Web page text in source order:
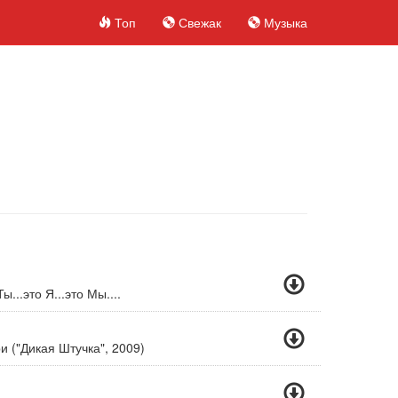
Топ Свежак Музыка
Я...это Мы....
("Дикая Штучка", 2009)